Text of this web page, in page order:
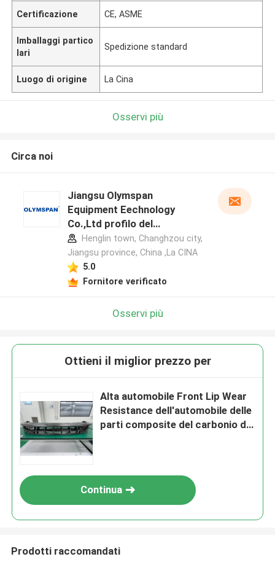
Certificazione CE, ASME
Imballaggi partico
lari
Spedizione standard
Luogo di origine La Cina
Osservi più
Circa noi
Jiangsu Olymspan
Equipment Eechnology
Co.,Ltd profilo del
produttore
Henglin town, Changhzou city,
Jiangsu province, China ,La CINA
5.0
Fornitore verificato
Osservi più
Ottieni il miglior prezzo per
Alta automobile Front Lip Wear
Resistance dell'automobile delle
parti composite del carbonio di
Continua
Prodotti raccomandati